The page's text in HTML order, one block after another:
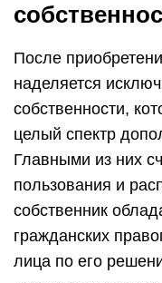
После
наделяется
собственности,
целый спектр
Главными из них
пользования и
собственник
гражданских
лица по его